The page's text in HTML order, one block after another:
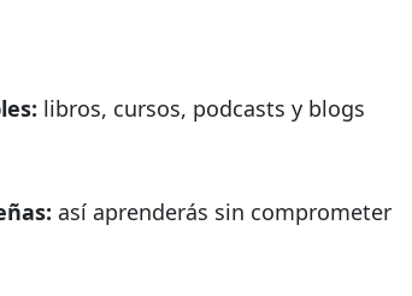
libros, cursos, podcasts y blogs
así aprenderás sin comprometer